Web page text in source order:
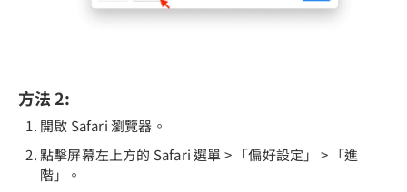
方法 2:
開啟 Safari 瀏覽器。
點擊屏幕左上方的 Safari 選單 > 「偏好設定」 > 「進
階」。